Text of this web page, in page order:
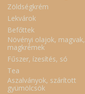
Zöldségkrém
Lekvárok
Befőttek
Növényi olajok, magvak,
magkrémek
Fűszer, ízesítés, só
Tea
Aszalványok, szárított
gyümölcsök